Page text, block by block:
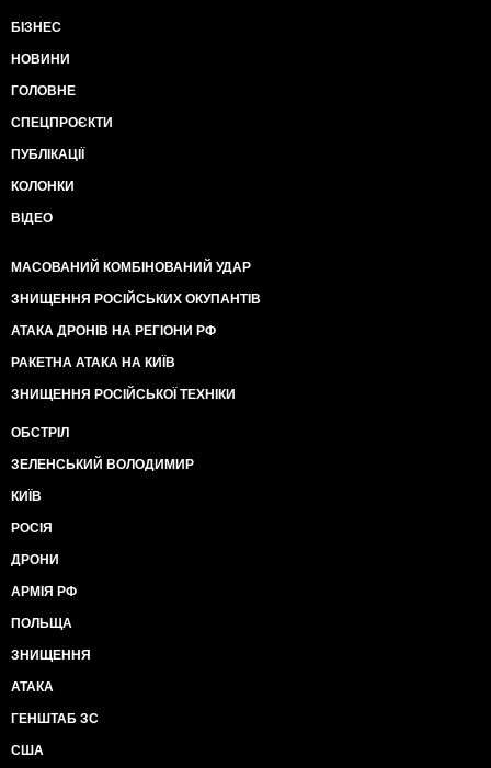
БІЗНЕС
НОВИНИ
ГОЛОВНЕ
СПЕЦПРОЄКТИ
ПУБЛІКАЦІЇ
КОЛОНКИ
ВІДЕО
МАСОВАНИЙ КОМБІНОВАНИЙ УДАР
ЗНИЩЕННЯ РОСІЙСЬКИХ ОКУПАНТІВ
АТАКА ДРОНІВ НА РЕГІОНИ РФ
РАКЕТНА АТАКА НА КИЇВ
ЗНИЩЕННЯ РОСІЙСЬКОЇ ТЕХНІКИ
ОБСТРІЛ
ЗЕЛЕНСЬКИЙ ВОЛОДИМИР
КИЇВ
РОСІЯ
ДРОНИ
АРМІЯ РФ
ПОЛЬЩА
ЗНИЩЕННЯ
АТАКА
ГЕНШТАБ ЗС
США